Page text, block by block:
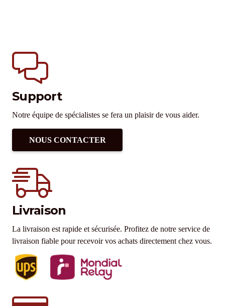
Support
Notre équipe de spécialistes se fera un plaisir de vous aider.
NOUS CONTACTER
Livraison
La livraison est rapide et sécurisée. Profitez de notre service de
livraison fiable pour recevoir vos achats directement chez vous.